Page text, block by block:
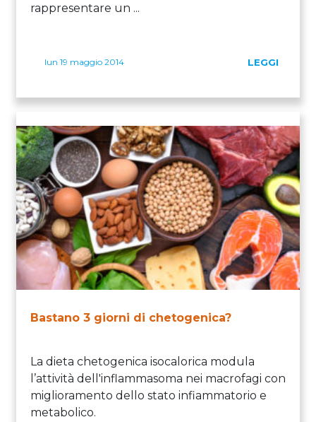
rappresentare un ...
lun 19 maggio 2014 LEGGI
Bastano 3 giorni di chetogenica?
La dieta chetogenica isocalorica modula
l’attività dell'inflammasoma nei macrofagi con
miglioramento dello stato infiammatorio e
metabolico.